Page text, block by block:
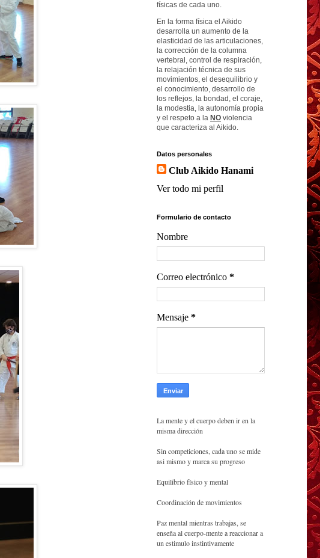
físicas de cada uno.
En la forma física el Aikido
desarrolla un aumento de la
elasticidad de las articulaciones,
la corrección de la columna
vertebral, control de respiración,
la relajación técnica de sus
movimientos, el desequilibrio y
el conocimiento, desarrollo de
los reflejos, la bondad, el coraje,
la modestia, la autonomía propia
y el respeto a la NO violencia
que caracteriza al Aikido.
Datos personales
Club Aikido Hanami
Ver todo mi perfil
Formulario de contacto
Nombre
Correo electrónico *
Mensaje *
La mente y el cuerpo deben ir en la
misma dirección
Sin competiciones, cada uno se mide
asi mismo y marca su progreso
Equilibrio físico y mental
Coordinación de movimientos
Paz mental mientras trabajas, se
enseña al cuerpo-mente a reaccionar a
un estimulo instintivamente